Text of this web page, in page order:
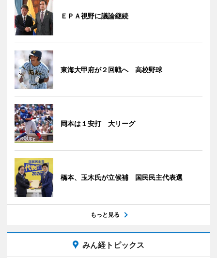
ＥＰＡ視野に議論継続
東海大甲府が２回戦へ 高校野球
岡本は１安打 大リーグ
橋本、玉木氏が立候補 国民民主代表選
もっと見る
みん経トピックス